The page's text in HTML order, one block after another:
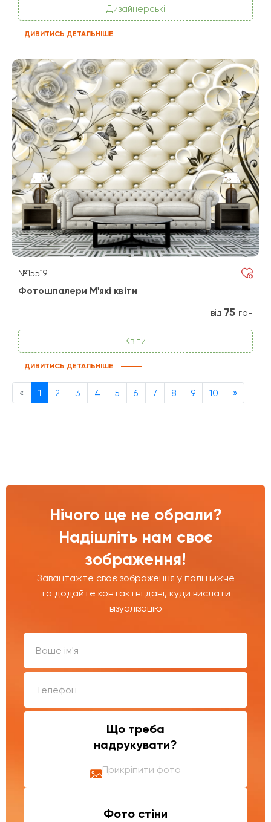
Дизайнерські
ДИВИТИСЬ ДЕТАЛЬНІШЕ
№15519
Фотошпалери М'які квіти
від 75 грн
Квіти
ДИВИТИСЬ ДЕТАЛЬНІШЕ
« Previous
1 2 3 4 5 6 7 8 9 10 »Next
Нічого ще не обрали?
Надішліть нам своє
зображення!
Завантажте своє зображення у полі нижче
та додайте контактні дані, куди вислати
візуалізацію
Що треба
надрукувати?
Прикріпити фото
Фото стіни